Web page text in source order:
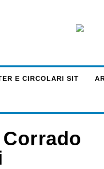
E CIRCOLARI SIT